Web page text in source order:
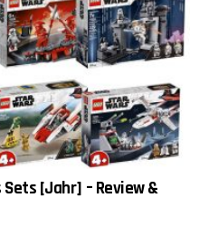
Sets [Jahr] – Review &